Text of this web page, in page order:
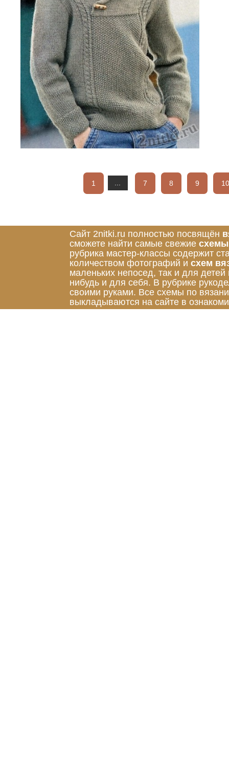
1 ... 7 8 9
Сайт 2nitki.ru полностью посвящён
сможете найти самые свежие схемы
рубрика мастер-классы содержит
количеством фотографий и схем
маленьких непосед, так и для
нибудь и для себя. В рубрике
своими руками. Все схемы по
выкладываются на сайте в